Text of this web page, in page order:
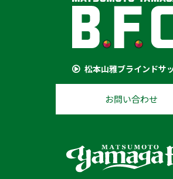
松本山雅ブラインドサ
お問い合わせ